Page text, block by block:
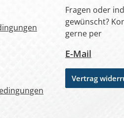
Fragen oder
gewünscht?
gerne per
E-Mail
Vertrag